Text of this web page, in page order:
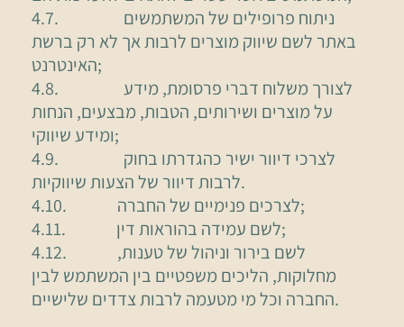
4.7. ניתוח פרופילים של המשתמשים
באתר לשם שיווק מוצרים לרבות אך לא רק ברשת
האינטרנט;
4.8. לצורך משלוח דברי פרסומת, מידע
על מוצרים ושירותים, הטבות, מבצעים, הנחות
ומידע שיווקי;
4.9. לצרכי דיוור ישיר כהגדרתו בחוק
לרבות דיוור של הצעות שיווקיות.
4.10. לצרכים פנימיים של החברה;
4.11. לשם עמידה בהוראות דין;
4.12. לשם בירור וניהול של טענות,
מחלוקות, הליכים משפטיים בין המשתמש לבין
החברה וכל מי מטעמה לרבות צדדים שלישיים.